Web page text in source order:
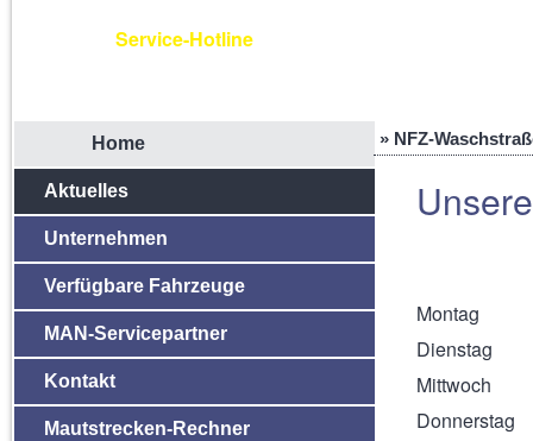
Service-Hotline
Home
Aktuelles
Unternehmen
Verfügbare Fahrzeuge
MAN-Servicepartner
Kontakt
Mautstrecken-Rechner
NFZ-
Montag
Dienstag
Mittwoch
Donnerstag